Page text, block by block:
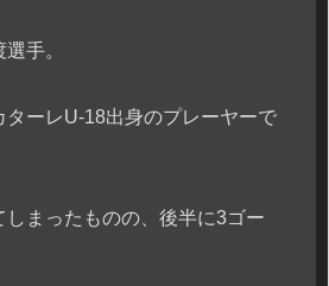
手。
ターレU-18出身のプレーヤーで
まったものの、後半に3ゴー